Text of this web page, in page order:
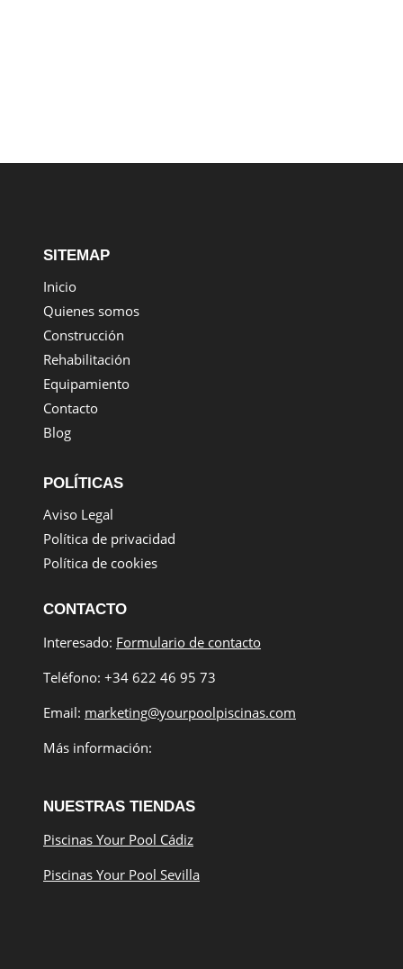
SITEMAP
Inicio
Quienes somos
Construcción
Rehabilitación
Equipamiento
Contacto
Blog
POLÍTICAS
Aviso Legal
Política de privacidad
Política de cookies
CONTACTO
Interesado: Formulario de contacto
Teléfono: +34 622 46 95 73
Email: marketing@yourpoolpiscinas.com
Más información:
NUESTRAS TIENDAS
Piscinas Your Pool Cádiz
Piscinas Your Pool Sevilla